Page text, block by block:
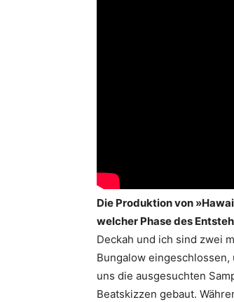
Die Produktion von
welcher Phase des
Deckah und ich sind zwei
Bungalow
uns die ausgesuchten
Beatskizzen gebaut.